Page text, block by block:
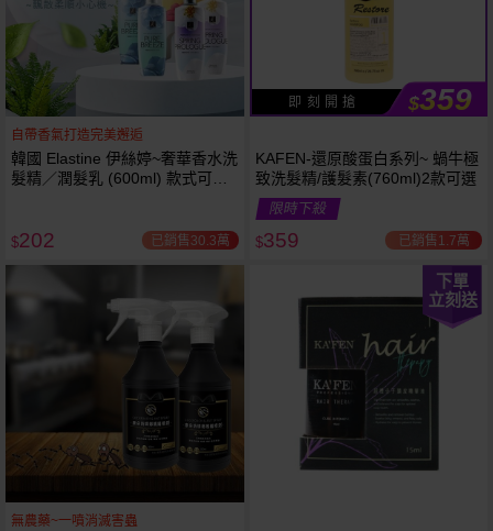
自帶香氣打造完美邂逅
韓國 Elastine 伊絲婷~奢華香水洗
髮精／潤髮乳 (600ml) 款式可選
$202 已銷售30.3萬
即 刻 開 搶 $359
KAFEN-還原酸蛋白系列~ 蝸牛極
致洗髮精/護髮素(760ml)2款可選
限時下殺
$359 已銷售1.7萬
無農藥~一噴消滅害蟲
下單
立刻送